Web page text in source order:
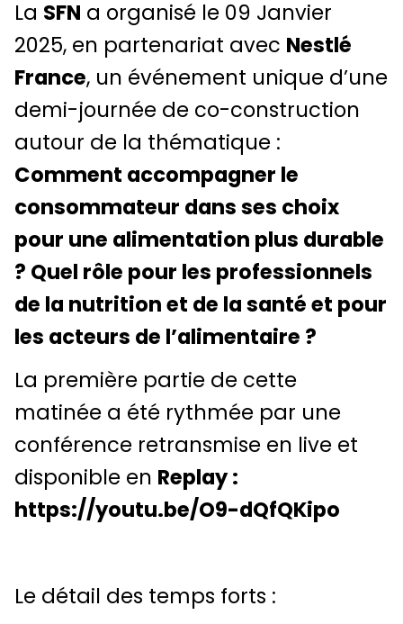
La SFN a organisé le 09 Janvier
2025, en partenariat avec Nestlé
France, un événement unique d’une
demi-journée de co-construction
autour de la thématique :
Comment accompagner le
consommateur dans ses choix
pour une alimentation plus durable
? Quel rôle pour les professionnels
de la nutrition et de la santé et pour
les acteurs de l’alimentaire ?
La première partie de cette
matinée a été rythmée par une
conférence retransmise en live et
disponible en Replay :
https://youtu.be/O9-dQfQKipo
Le détail des temps forts :